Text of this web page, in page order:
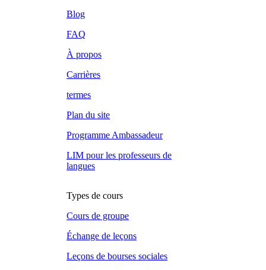
Blog
FAQ
À propos
Carrières
termes
Plan du site
Programme Ambassadeur
LIM pour les professeurs de
langues
Types de cours
Cours de groupe
Échange de leçons
Leçons de bourses sociales